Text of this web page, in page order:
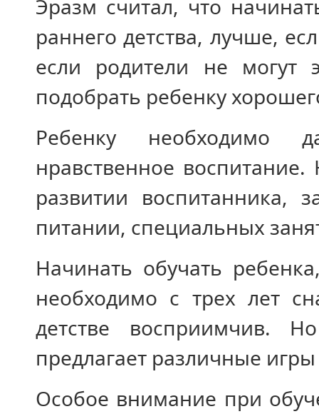
Эразм считал, что
раннего детства, лучше,
если родители не могут
подобрать ребенку
Ребенку необходимо
нравственное
развитии воспитанника,
питании, специальных
Начинать обучать
необходимо с трех лет
детстве восприимчив.
предлагает различные
Особое внимание при